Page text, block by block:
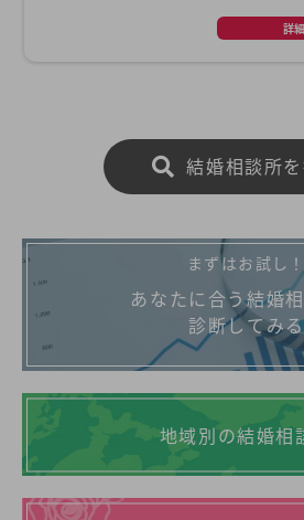
詳
結婚相談所
まずはお試し！
あなたに合う結婚
診断してみる
地域別の結婚相